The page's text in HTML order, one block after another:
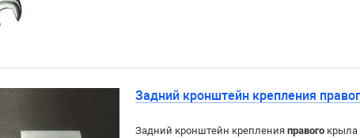
Задний кронштейн крепления
Задний кронштейн крепления правого крыла